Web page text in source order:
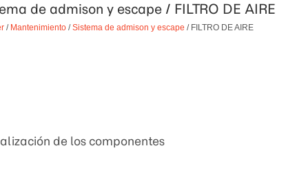
de admison y escape / FILTRO DE AIRE
/ Mantenimiento/Sistema de admison y escape / FILTRO DE AIRE
de los componentes